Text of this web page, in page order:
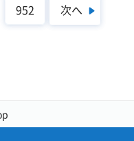
952 次へ